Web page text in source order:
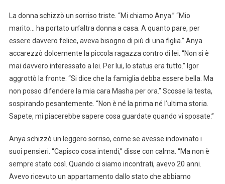
La donna schizzò un sorriso triste. “Mi chiamo Anya.” “Mio
marito… ha portato un’altra donna a casa. A quanto pare, per
essere davvero felice, aveva bisogno di più di una figlia.” Anya
accarezzò dolcemente la piccola ragazza contro di lei. “Non si è
mai davvero interessato a lei. Per lui, lo status era tutto.” Igor
aggrottò la fronte. “Si dice che la famiglia debba essere bella. Ma
non posso difendere la mia cara Masha per ora.” Scosse la testa,
sospirando pesantemente. “Non è né la prima né l’ultima storia.
Sapete, mi piacerebbe sapere cosa guardate quando vi sposate.”
Anya schizzò un leggero sorriso, come se avesse indovinato i
suoi pensieri. “Capisco cosa intendi,” disse con calma. “Ma non è
sempre stato così. Quando ci siamo incontrati, avevo 20 anni.
Avevo ricevuto un appartamento dallo stato che abbiamo